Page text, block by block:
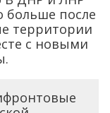
больше после
территории
с новыми